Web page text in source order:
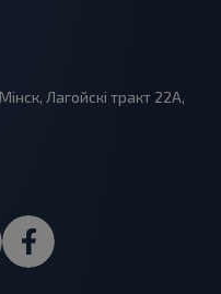
Лагойскі тракт 22A,